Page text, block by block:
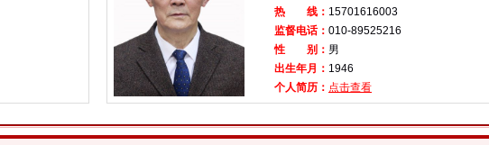
热 线： 15701616003
监督电话： 010-89525216
性 别： 男
出生年月： 1946
个人简历： 点击查看